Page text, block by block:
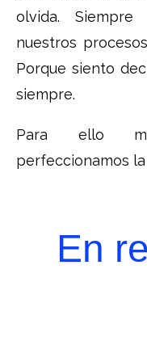
olvida. Siempre
nuestros
Porque siento
siempre.
Para ello
perfeccionamos
En